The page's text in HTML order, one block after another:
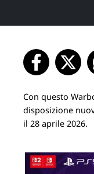
Con questo
disposizione
il 28 aprile 2026.